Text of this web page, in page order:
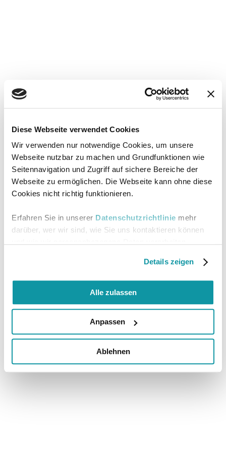
Diese Webseite verwendet Cookies
Wir verwenden nur notwendige Cookies, um unsere
Webseite nutzbar zu machen und Grundfunktionen wie
Seitennavigation und Zugriff auf sichere Bereiche der
Webseite zu ermöglichen. Die Webseite kann ohne diese
Cookies nicht richtig funktionieren.
Erfahren Sie in unserer Datenschutzrichtlinie mehr
darüber, wer wir sind, wie Sie uns kontaktieren können
Details zeigen
Alle zulassen
Anpassen
Ablehnen